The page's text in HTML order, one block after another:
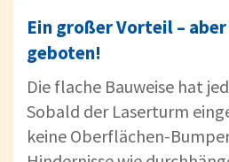
Ein großer Vorteil –
geboten!
Die flache Bauweise hat
Sobald der Laserturm
keine Oberflächen-